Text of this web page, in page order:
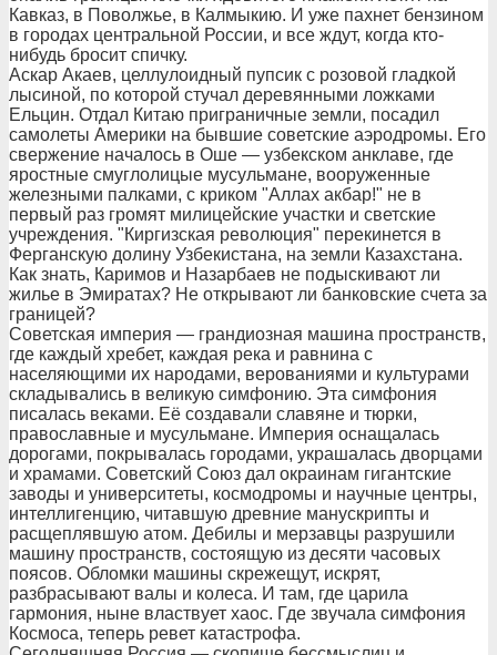
Кавказ, в Поволжье, в Калмыкию. И уже пахнет бензином
в городах центральной России, и все ждут, когда кто-
нибудь бросит спичку.
Аскар Акаев, целлулоидный пупсик с розовой гладкой
лысиной, по которой стучал деревянными ложками
Ельцин. Отдал Китаю приграничные земли, посадил
самолеты Америки на бывшие советские аэродромы. Его
свержение началось в Оше — узбекском анклаве, где
яростные смуглолицые мусульмане, вооруженные
железными палками, с криком "Аллах акбар!" не в
первый раз громят милицейские участки и светские
учреждения. "Киргизская революция" перекинется в
Ферганскую долину Узбекистана, на земли Казахстана.
Как знать, Каримов и Назарбаев не подыскивают ли
жилье в Эмиратах? Не открывают ли банковские счета за
границей?
Советская империя — грандиозная машина пространств,
где каждый хребет, каждая река и равнина с
населяющими их народами, верованиями и культурами
складывались в великую симфонию. Эта симфония
писалась веками. Её создавали славяне и тюрки,
православные и мусульмане. Империя оснащалась
дорогами, покрывалась городами, украшалась дворцами
и храмами. Советский Союз дал окраинам гигантские
заводы и университеты, космодромы и научные центры,
интеллигенцию, читавшую древние манускрипты и
расщеплявшую атом. Дебилы и мерзавцы разрушили
машину пространств, состоящую из десяти часовых
поясов. Обломки машины скрежещут, искрят,
разбрасывают валы и колеса. И там, где царила
гармония, ныне властвует хаос. Где звучала симфония
Космоса, теперь ревет катастрофа.